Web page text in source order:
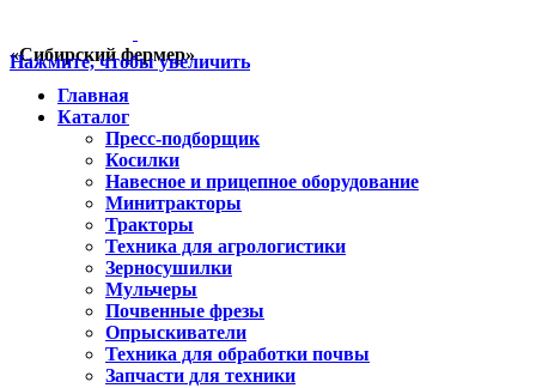
«Сибирский фермер»
Главная
Каталог
Пресс-подборщик
Косилки
Навесное и прицепное оборудование
Минитракторы
Тракторы
Техника для агрологистики
Зерносушилки
Мульчеры
Почвенные фрезы
Опрыскиватели
Техника для обработки почвы
Запчасти для техники
Нажмите, чтобы увеличить